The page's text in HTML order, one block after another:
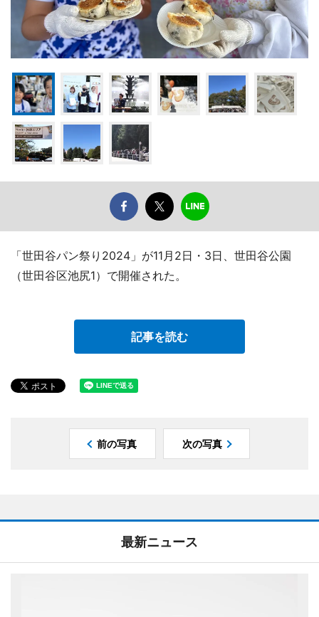
「世田谷パン祭り2024」が11月2日・3日、世田谷公園
（世田谷区池尻1）で開催された。
記事を読む
前の写真 次の写真
最新ニュース